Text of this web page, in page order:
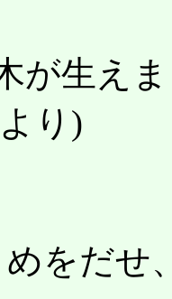
が生え
り)
めをだせ